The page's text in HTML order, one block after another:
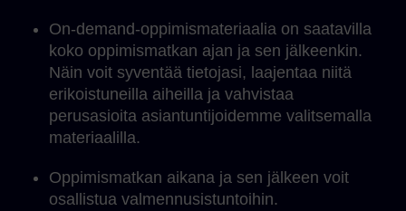
On-demand-oppimismateriaalia on saatavilla
koko oppimismatkan ajan ja sen jälkeenkin.
Näin voit syventää tietojasi, laajentaa niitä
erikoistuneilla aiheilla ja vahvistaa
perusasioita asiantuntijoidemme valitsemalla
materiaalilla.
Oppimismatkan aikana ja sen jälkeen voit
osallistua valmennusistuntoihin.